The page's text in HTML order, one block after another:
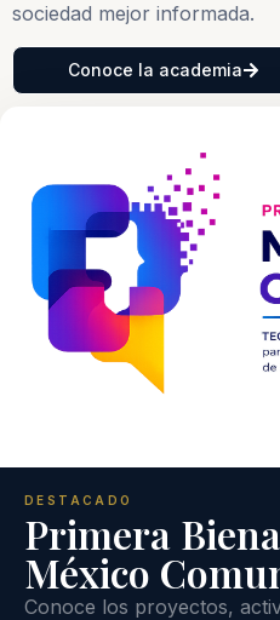
sociedad mejor informada.
Conoce la academia
DESTACADO
Primera
México
Conoce los proyectos,